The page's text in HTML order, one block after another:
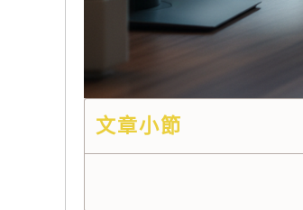
文章小節